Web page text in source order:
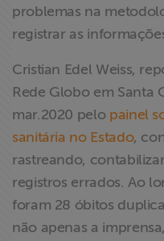
problemas na
registrar as
Cristian Edel Weiss,
Rede Globo em Santa
mar.2020 pelo painel
sanitária no Estado,
rastreando,
registros errados. Ao
foram 28 óbitos
não apenas a